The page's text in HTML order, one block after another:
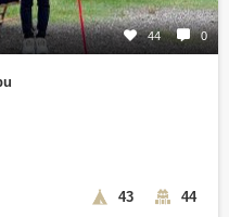
44 0
43 44